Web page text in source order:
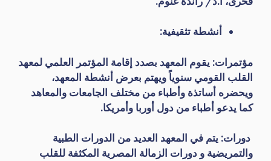
أنشطة تثقيفية:
مؤتمرات: يقوم المعهد بصدد إقامة المؤتمر العلمي لمعهد
القلب القومي سنوياً ويهتم بعرض أنشطة المعهد،
ويحضره أساتذة وأطباء من مختلف الجامعات والمعاهد
كما يدعو أطباء من دول أوربا وأمريكا.
دورات: يتم في المعهد العديد من الدورات الطبية
والتمريضية و دورات الزمالة المصرية المكثفة للقلب